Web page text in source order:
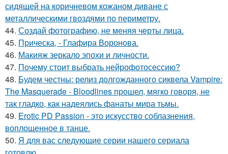
сидящей на коричневом кожаном диване с
металлическими гвоздями по периметру.
44. Создай фотографию, не меняя черты лица.
45. Прическа, - Глафира Воронова.
46. Макияж зеркало эпохи и личности.
47. Почему стоит выбрать нейрофотосессию?
48. Будем честны: релиз долгожданного сиквела Vampire:
The Masquerade - Bloodlines прошел, мягко говоря, не
так гладко, как надеялись фанаты мира тьмы.
49. Erotic PD Passion - это искусство соблазнения,
воплощенное в танце.
50. Я для вас следующие серии нашего сериала